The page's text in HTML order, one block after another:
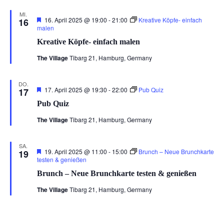
MI.
16
Kreative Köpfe- einfach malen
Hervorgehoben
16. April 2025 @ 19:00 -21:00
Kreative Köpfe- einfach
malen
The VillageTibarg 21, Hamburg, Germany
DO.
17
Pub Quiz
Hervorgehoben
17. April 2025 @ 19:30 -22:00 Pub Quiz
The VillageTibarg 21, Hamburg, Germany
SA.
19
Brunch – Neue Brunchkarte testen & genießen
Hervorgehoben
19. April 2025 @ 11:00 - 15:00
Brunch – Neue Brunchkarte
testen & genießen
The VillageTibarg 21, Hamburg, Germany